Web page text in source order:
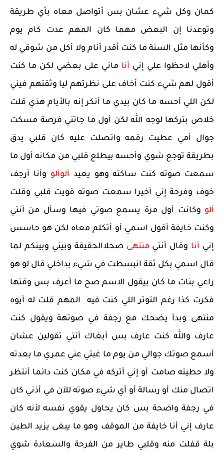
كمان وكل شيء عشان بس أتواصل معاه بأي طريقة
وتوعدنا إن البعض مهما كان المهم عدت كام يوم
وكأنها مثل السنة ما كنت أقدر أنام ولا أكل من شوقي له
وأهلي لاحظوا علي إني أنا ماني على بعضي لكن ما كنت
أقول لهم شيء كنت أخاف على نظرتهم ليا وثقتهم فيني
لكن اللي أحسه ما كان بيدي ما أنكر إنه بالأيام هذي قلت
خلاص بتركها لوجه الله لكن أول ما جاتني فرصة مسكت
جوال أمي عطيت رقمه واتصلت عليه كان قلبي يدق
بطريقة توجع شوي وأحسه بيطلع قلبي من مكانه أول ما
سمعت صوته كنت ساكته وهو يعيد ألوألو وأنا أرجف
خوف وفرحة إني أخيرا سمعت صوته قويت قلبي وقلت
ألو وكانت أول مرة يسمع صوتي فيها وسأل من أنتي
وكنت خايفة أقول اسمي أو أتكلم معاه لكن هو حاسس
إني أنا وقال أنتي منتهى صحلاالحقيقة وبيني وبينكم لما
قال اسمي بكل ثقة انبسطت في شيء بداخلي قال لو هو
راعي بنات ما كان بيقول الاسم صح ما أعرف بس وقتها
فكرت كذا رغم التوتر اللي كنت فيه المهم قلت له أيوه
منتهى وبدأ يضحك مع رجفة في صوتهة ويقول كنت
عارف والله كنت عارف بس أبغاك أنتي تقولين عشان
أسمع صوتك جوالي من يوم ما غبتي عني عمري ما بعدته
ولا حطيته صامت أو إني أتركه في مكان كنت دائما أنتظر
اتصال منك أو رسالة أو أي شيء صوته للآن في أذني كان
في رجفة واضحة بس كان يحاول يقوي نفسه لأنه كان
عارف إني أنا خايفة من الموقف وهو ما يبغى يزيد الطين
بلة قفلت منه وقلبي طاير من الفرحة والسعادة شوي